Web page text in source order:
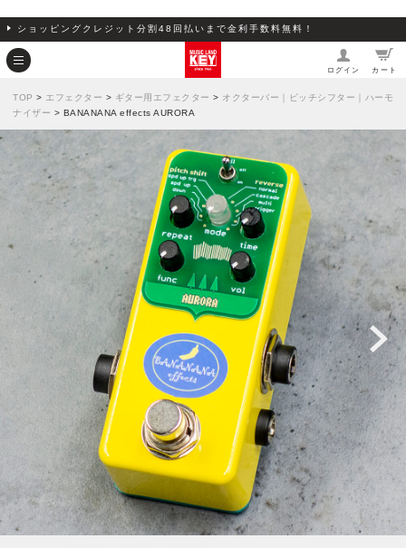
ショッピングクレジット分割48回払いまで金利手数料無料！
ログイン カート
TOP > エフェクター > ギター用エフェクター > オクターバー｜ピッチシフター｜ハーモ
ナイザー > BANANANA effects AURORA